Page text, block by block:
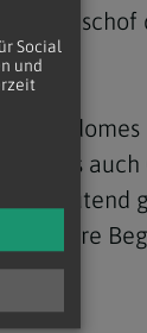
bedeutend
weitere
Social
und